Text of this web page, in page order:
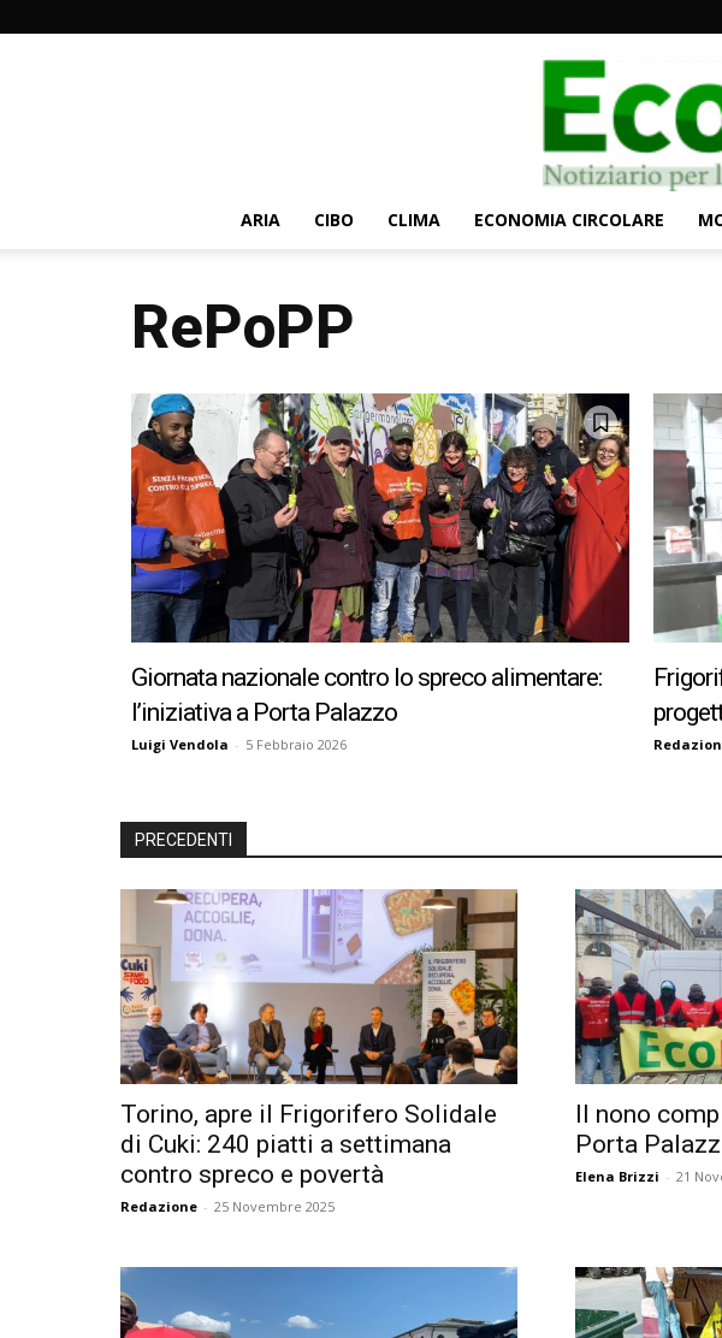
ARIA CIBO CLIMA ECONOMIA CIRCOLARE
RePoPP
Giornata nazionale contro lo spreco alimentare:
l’iniziativa a Porta Palazzo
Luigi Vendola - 5 Febbraio 2026
PRECEDENTI
Torino, apre il Frigorifero Solidale
di Cuki: 240 piatti a settimana
contro spreco e povertà
Redazione - 25 Novembre 2025
Il nono
Porta
Elena Brizzi - 21